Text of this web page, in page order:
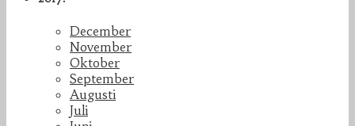
December
November
Oktober
September
Augusti
Juli